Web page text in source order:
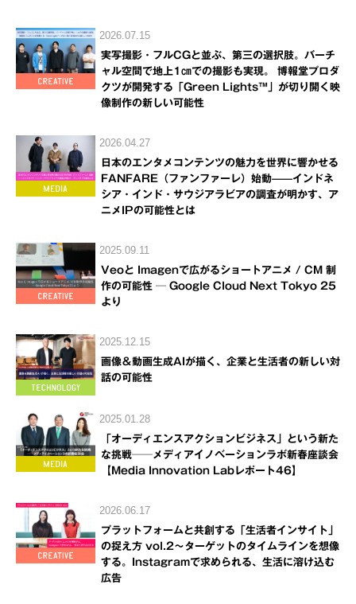
2026.07.15
実写撮影・フルCGと並ぶ、第三の選択肢。バーチ
ャル空間で地上1㎝での撮影も実現。 博報堂プロダ
クツが開発する「Green Lights™」が切り開く映
像制作の新しい可能性
2026.04.27
日本のエンタメコンテンツの魅力を世界に響かせる
FANFARE（ファンファーレ）始動——インドネ
シア・インド・サウジアラビアの調査が明かす、ア
ニメIPの可能性とは
2025.09.11
Veoと Imagenで広がるショートアニメ / CM 制
作の可能性 ─ Google Cloud Next Tokyo 25
より
2025.12.15
画像＆動画生成AIが描く、企業と生活者の新しい対
話の可能性
2025.01.28
「オーディエンスアクションビジネス」という新た
な挑戦──メディアイノベーションラボ新春座談会
【Media Innovation Labレポート46】
2026.06.17
プラットフォームと共創する「生活者インサイト」
の捉え方 vol.2～ターゲットのタイムラインを想像
する。Instagramで求められる、生活に溶け込む
広告